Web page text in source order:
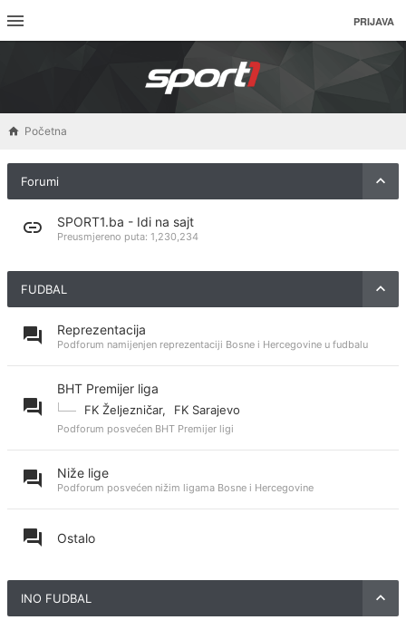
PRIJAVA
Početna
Forumi
SPORT1.ba - Idi na sajt
Preusmjereno puta: 1,230,234
FUDBAL
Reprezentacija
Podforum namijenjen reprezentaciji Bosne i Hercegovine u fudbalu
BHT Premijer liga
FK Željezničar, FK Sarajevo
Podforum posvećen BHT Premijer ligi
Niže lige
Podforum posvećen nižim ligama Bosne i Hercegovine
Ostalo
INO FUDBAL